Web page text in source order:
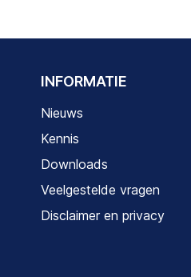
INFORMATIE
Nieuws
Kennis
Downloads
Veelgestelde vragen
Disclaimer en privacy